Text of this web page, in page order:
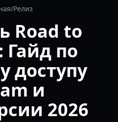
/Релиз
Road to
Гайд по
доступу
и
2026